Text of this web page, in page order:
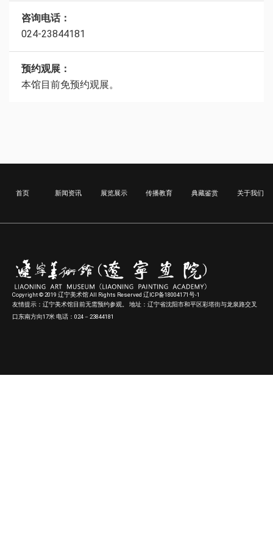
咨询电话：
024-23844181
预约观展：
本馆目前免预约观展。
首页 新闻资讯 展览展示 传播教育 典藏鉴赏 关于我们
Copyright © 2019 辽宁美术馆 All Rights Reserved 辽ICP备18004171号-1
友情提示：辽宁美术馆目前无需预约参观。 地址：辽宁省沈阳市和平区彩塔街与龙泉路交叉
口东南方向17米 电话：024－23844181